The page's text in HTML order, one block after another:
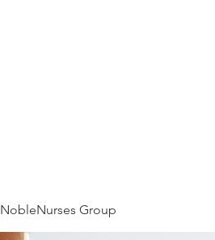
NobleNurses Group